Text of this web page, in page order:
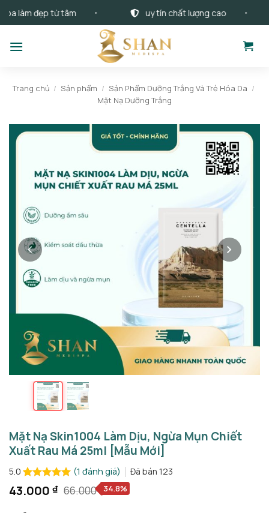
dung
làm đẹp từ tâm uy tín chất lượng cao
Trang chủ / Sản phẩm / Sản Phẩm Dưỡng Trắng Và Trẻ Hóa Da /
Mặt Nạ Dưỡng Trắng
Mặt Nạ Skin1004 Làm Dịu, Ngừa Mụn Chiết
Xuất Rau Má 25ml [Mẫu Mới]
5.0
5.0trên 5
dựa trên
1
(1 đánh giá) Đã bán 123
66.000
Giá
43.000 ₫
Giá 34.8%